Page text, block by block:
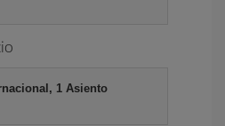
1 Asiento